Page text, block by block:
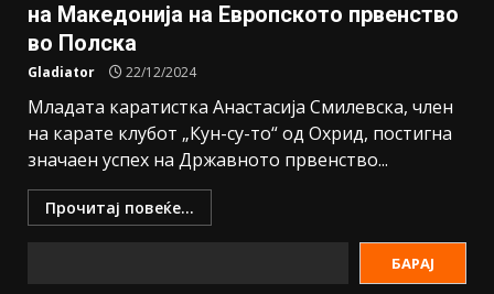
на Македонија на Европското првенство
во Полска
Gladiator 22/12/2024
Младата каратистка Анастасија Смилевска, член
на карате клубот „Кун-су-то“ од Охрид, постигна
значаен успех на Државното првенство...
Прочитај повеќе...
БАРАЈ